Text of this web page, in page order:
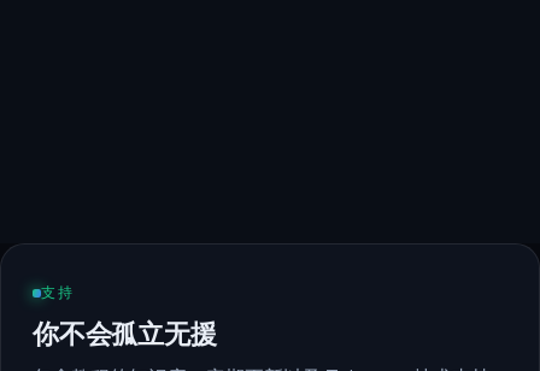
支持
你不会孤立无援